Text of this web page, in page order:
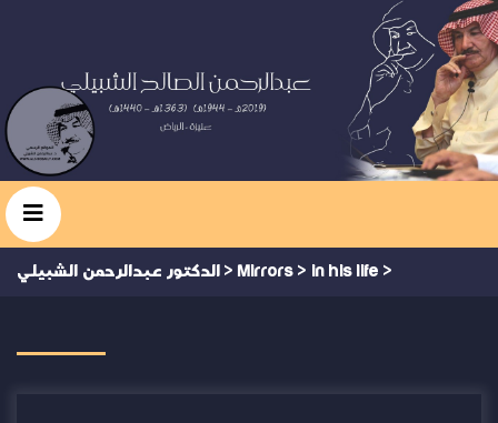
الدكتور عبدالرحمن الشبيلي > Mirrors > in his life >